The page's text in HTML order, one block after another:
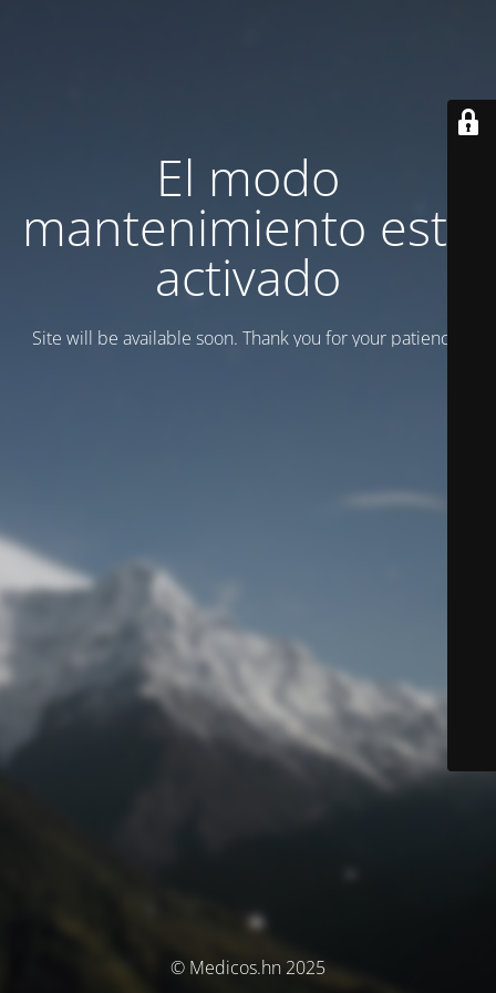
El modo
mantenimiento está
activado
Site will be available soon. Thank you for your patience!
© Medicos.hn 2025